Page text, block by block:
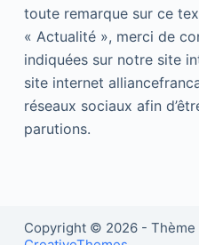
toute remarque sur ce
« Actualité », merci de
indiquées sur notre site
site internet
réseaux sociaux afin
parutions.
Copyright © 2026 - Thème